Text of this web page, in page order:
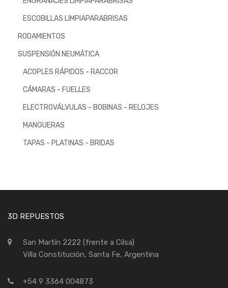
ESCOBILLAS LIMPIAPARABRISAS
RODAMIENTOS
SUSPENSIÓN NEUMÁTICA
ACOPLES RÁPIDOS - RACCOR
CÁMARAS - FUELLES
ELECTROVÁLVULAS - BOBINAS - RELOJES
MANGUERAS
TAPAS - PLATINAS - BRIDAS
3D REPUESTOS
San Martín 2222 (frente a Cilsa)
Villa Constitución, Santa Fe, Argentina
+54 9 3364 004873